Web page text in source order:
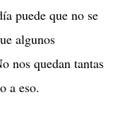
puede que no se
algunos
nos quedan tantas
a eso.